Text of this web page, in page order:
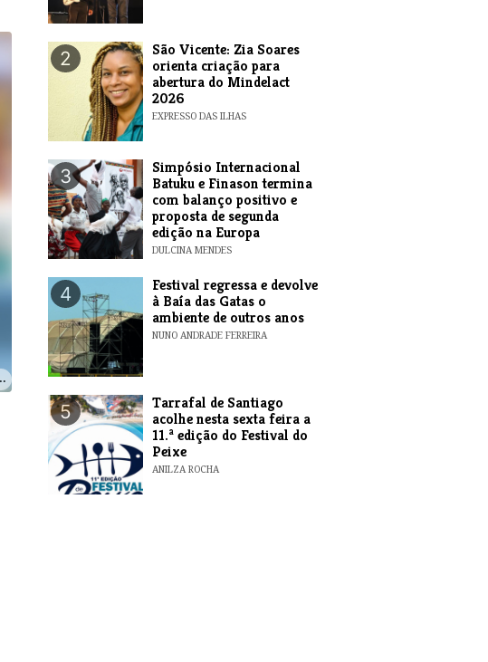
2
São Vicente: Zia Soares
orienta criação para
abertura do Mindelact
2026
EXPRESSO DAS ILHAS
3
Simpósio Internacional
Batuku e Finason termina
com balanço positivo e
proposta de segunda
edição na Europa
DULCINA MENDES
4
Festival regressa e devolve
à Baía das Gatas o
ambiente de outros anos
NUNO ANDRADE FERREIRA
5
Tarrafal de Santiago
acolhe nesta sexta feira a
11.ª edição do Festival do
Peixe
ANILZA ROCHA